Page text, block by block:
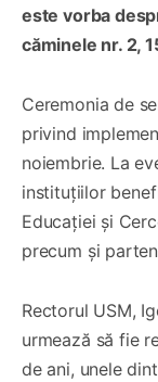
este vorba
căminele nr. 2,
Ceremonia de
privind
noiembrie. La
instituțiilor
Educației și
precum și
Rectorul USM,
urmează să fie
de ani, unele